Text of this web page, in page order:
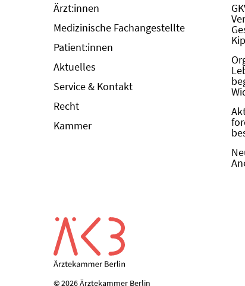
Ärzt:innen
Medizinische Fachangestellte
Patient:innen
Aktuelles
Service & Kontakt
Recht
Kammer
© 2026 Ärztekammer Berlin